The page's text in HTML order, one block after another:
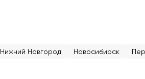
Нижний Новгород Новосибирск